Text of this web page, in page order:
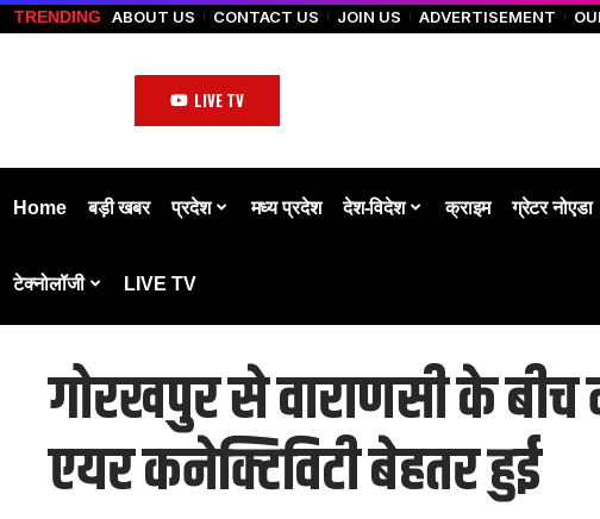
TRENDING ABOUT US CONTACT US JOIN US ADVERTISEMENT
LIVE TV
Home बड़ी खबर प्रदेश मध्य प्रदेश देश-विदेश क्राइम ग्रेटर नोएडा
टेक्नोलॉजी LIVE TV
गोरखपुर से वाराणसी के
एयर कनेक्टिविटी बेहतर हुई